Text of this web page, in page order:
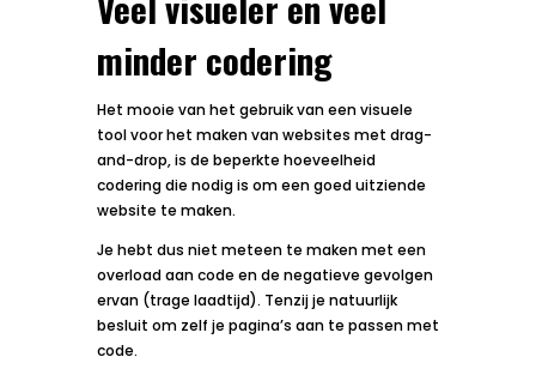
minder codering
Het mooie van het gebruik van een visuele
tool voor het maken van websites met drag-
and-drop, is de beperkte hoeveelheid
codering die nodig is om een goed uitziende
website te maken.
Je hebt dus niet meteen te maken met een
overload aan code en de negatieve gevolgen
ervan (trage laadtijd). Tenzij je natuurlijk
besluit om zelf je pagina’s aan te passen met
code.